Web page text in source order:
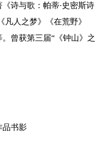
诗与歌：帕蒂·史密斯诗
凡人之梦》《在荒野》
曾获第三届“《钟山》之
品书影